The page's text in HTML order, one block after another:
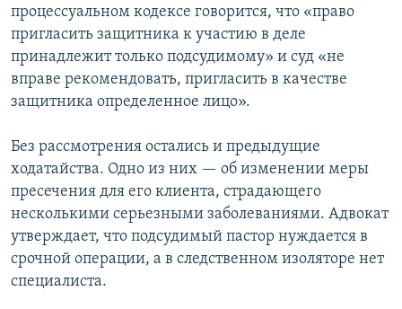
процессуальном кодексе говорится, что «право
пригласить защитника к участию в деле
принадлежит только подсудимому» и суд «не
вправе рекомендовать, пригласить в качестве
защитника определенное лицо».
Без рассмотрения остались и предыдущие
ходатайства. Одно из них — об изменении меры
пресечения для его клиента, страдающего
несколькими серьезными заболеваниями. Адвокат
утверждает, что подсудимый пастор нуждается в
срочной операции, а в следственном изоляторе нет
специалиста.